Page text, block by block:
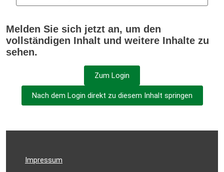
Melden Sie sich jetzt an, um den
vollständigen Inhalt und weitere Inhalte zu
sehen.
Zum Login
Nach dem Login direkt zu diesem Inhalt springen
Impressum